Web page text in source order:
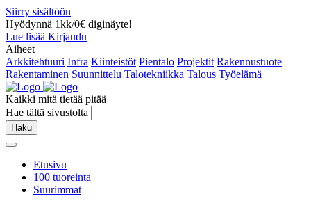
Siirry sisältöön
Hyödynnä 1kk/0€ diginäyte!
Lue lisää Kirjaudu
Aiheet
Arkkitehtuuri Infra Kiinteistöt Pientalo Projektit Rakennustuote
Rakentaminen Suunnittelu Talotekniikka Talous Työelämä
Kaikki mitä tietää pitää
Hae tältä sivustolta
Haku
Etusivu
100 tuoreinta
Suurimmat